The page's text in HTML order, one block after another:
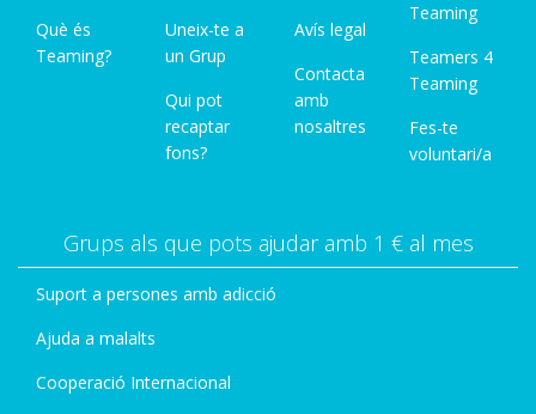
Què és
Teaming?
Uneix-te a
un Grup
Qui pot
recaptar
fons?
Avís legal
Contacta
amb
nosaltres
Teaming
Teamers 4
Teaming
Fes-te
voluntari/a
Grups als que pots ajudar amb 1 € al mes
Suport a persones amb adicció
Ajuda a malalts
Cooperació Internacional